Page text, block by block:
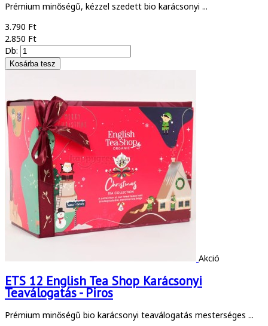
Prémium minőségű, kézzel szedett bio karácsonyi ...
3.790 Ft
2.850 Ft
Db:
Akció
ETS 12 English Tea Shop Karácsonyi
Teaválogatás - Piros
Prémium minőségű bio karácsonyi teaválogatás mesterséges ...